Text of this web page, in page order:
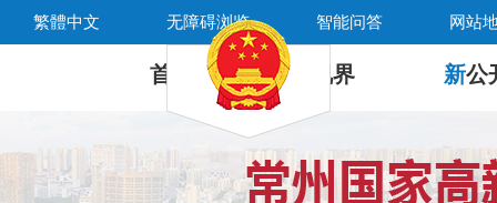
繁體中文 无障碍浏览 智能问答 网站
首 页 新 视界 新公